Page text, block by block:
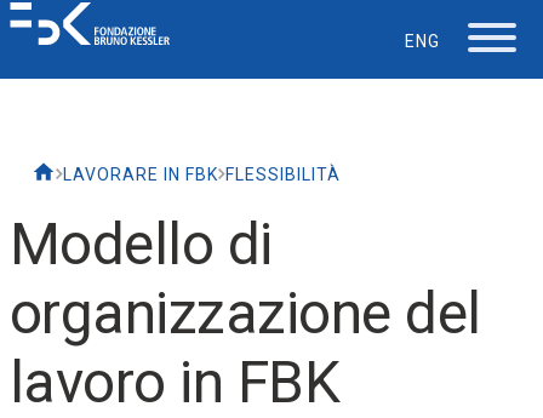
ENG
La vita in FBK
LAVORARE IN FBK FLESSIBILITÀ
Modello di
organizzazione del
lavoro in FBK